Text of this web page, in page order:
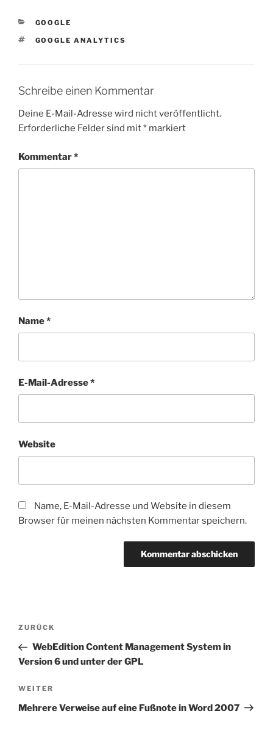
KATEGORIEN
GOOGLE
SCHLAGWÖRTER
GOOGLE ANALYTICS
Schreibe einen Kommentar
Deine E-Mail-Adresse wird nicht veröffentlicht.
Erforderliche Felder sind mit* markiert
Kommentar*
Name*
E-Mail-Adresse*
Website
Name, E-Mail-Adresse und Website in diesem
Browser für meinen nächsten Kommentar speichern.
Beitragsnavigation
Vorheriger
Beitrag
ZURÜCK
WebEdition Content Management System in
Version 6 und unter der GPL
Nächster
Beitrag
WEITER
Mehrere Verweise auf eine Fußnote in Word 2007